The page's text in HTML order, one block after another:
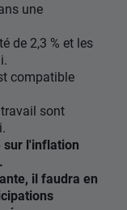
une
de 2,3 % et les
compatible
sont
sur l'inflation
il faudra en